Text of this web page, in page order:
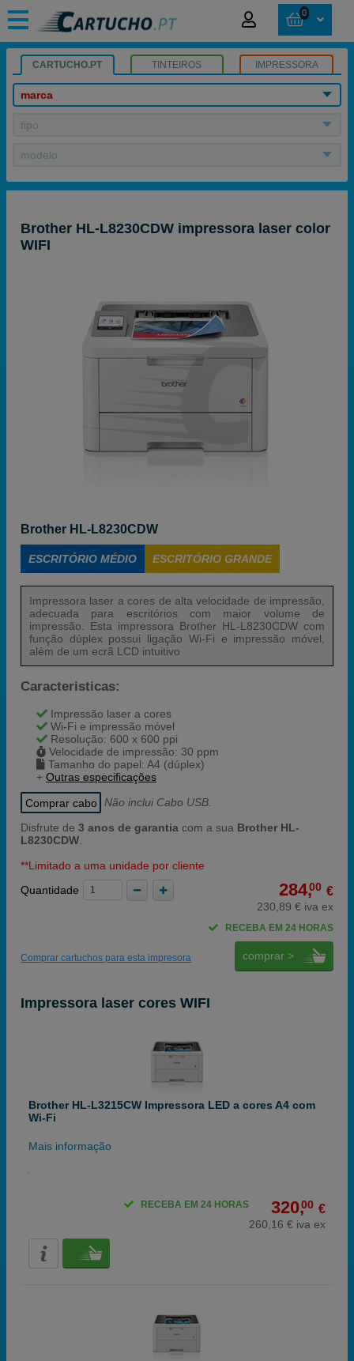
0
CARTUCHO.PT TINTEIROS IMPRESSORA
marca
tipo
modelo
Brother HL-L8230CDW impressora laser color
WIFI
Brother HL-L8230CDW
ESCRITÓRIO MÉDIO ESCRITÓRIO GRANDE
Impressora laser a cores de alta velocidade de impressão,
adecuada para escritórios com maior volume de
impressão. Esta impressora Brother HL-L8230CDW com
função dúplex possui ligação Wi-Fi e impressão móvel,
além de um ecrã LCD intuitivo
Caracteristicas:
Impressão laser a cores
Wi-Fi e impressão móvel
Resolução: 600 x 600 ppi
Velocidade de impressão: 30 ppm
Tamanho do papel: A4 (dúplex)
+ Outras especificações
Comprar cabo
Não inclui Cabo USB.
Disfrute de 3 anos de garantia com a sua Brother HL-
L8230CDW
**Limitado a uma unidade por cliente
Quantidade
284,00 €
230,89 € iva ex
RECEBA EM 24 HORAS
comprar >
Comprar cartuchos para esta impresora
Impressora laser cores WIFI
Brother HL-L3215CW Impressora LED a cores A4 com
Wi-Fi
Mais informação
320,00 €
260,16 € iva ex
RECEBA EM 24 HORAS